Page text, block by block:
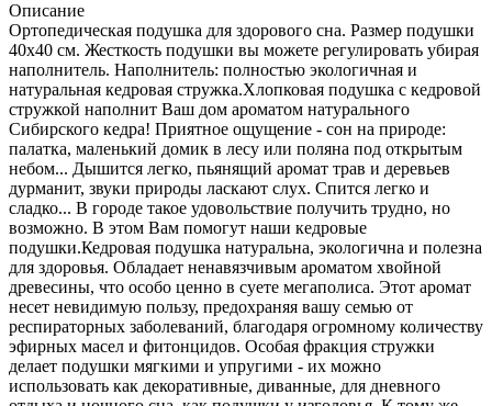
Описание
Ортопедическая подушка для здорового сна. Размер подушки
40х40 см. Жесткость подушки вы можете регулировать убирая
наполнитель. Наполнитель: полностью экологичная и
натуральная кедровая стружка.Хлопковая подушка с кедровой
стружкой наполнит Ваш дом ароматом натурального
Сибирского кедра! Приятное ощущение - сон на природе:
палатка, маленький домик в лесу или поляна под открытым
небом... Дышится легко, пьянящий аромат трав и деревьев
дурманит, звуки природы ласкают слух. Спится легко и
сладко... В городе такое удовольствие получить трудно, но
возможно. В этом Вам помогут наши кедровые
подушки.Кедровая подушка натуральна, экологична и полезна
для здоровья. Обладает ненавязчивым ароматом хвойной
древесины, что особо ценно в суете мегаполиса. Этот аромат
несет невидимую пользу, предохраняя вашу семью от
респираторных заболеваний, благодаря огромному количеству
эфирных масел и фитонцидов. Особая фракция стружки
делает подушки мягкими и упругими - их можно
использовать как декоративные, диванные, для дневного